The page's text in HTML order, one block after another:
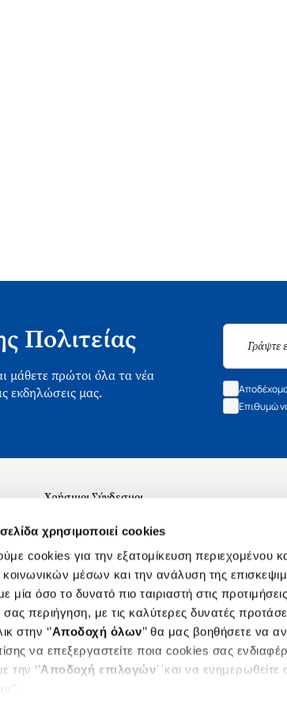
χρησιμοποιεί cookies
cookies για την εξατομίκευση περιεχομένου
κοινωνικών μέσων και την ανάλυση της
μία όσο το δυνατό πιο ταιριαστή στις
σας περιήγηση, με τις καλύτερες δυνατές
στην ‘’Αποδοχή όλων’’ θα μας βοηθήσετε να
να επεξεργαστείτε ποια cookies σας
την ‘’Αποδοχή επιλογών΄΄και να
Πολιτείας
μάθετε πρώτοι όλα τα νέα
εκδηλώσεις μας.
Επιθυμώ
Χρήσιμοι Σύνδεσμοι
Σχετικά με εμάς
Θέσεις Εργασίας
Οδηγίες για τις "Λίστες Επιθυμητών" και τη
Οδηγίες Χρήσης Αναζήτησης
Νόμος Ενιαίας Τιμής Βιβλίων
Cookies